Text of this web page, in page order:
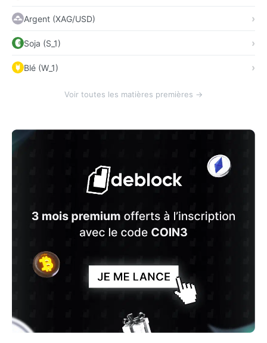
Argent (XAG/USD)
Soja (S_1)
Blé (W_1)
Voir toutes les matières premières →